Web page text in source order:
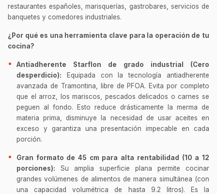
restaurantes españoles, marisquerías, gastrobares, servicios de
banquetes y comedores industriales.
¿Por qué es una herramienta clave para la operación de tu
cocina?
Antiadherente Starflon de grado industrial (Cero
desperdicio): Equipada con la tecnología antiadherente
avanzada de Tramontina, libre de PFOA. Evita por completo
que el arroz, los mariscos, pescados delicados o carnes se
peguen al fondo. Esto reduce drásticamente la merma de
materia prima, disminuye la necesidad de usar aceites en
exceso y garantiza una presentación impecable en cada
porción.
Gran formato de 45 cm para alta rentabilidad (10 a 12
porciones): Su amplia superficie plana permite cocinar
grandes volúmenes de alimentos de manera simultánea (con
una capacidad volumétrica de hasta 9.2 litros). Es la